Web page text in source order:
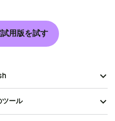
用版を試す
ツール